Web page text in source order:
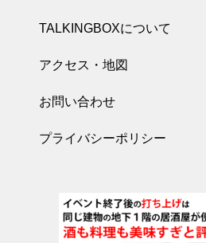
TALKINGBOXについて
アクセス・地図
お問い合わせ
プライバシーポリシー